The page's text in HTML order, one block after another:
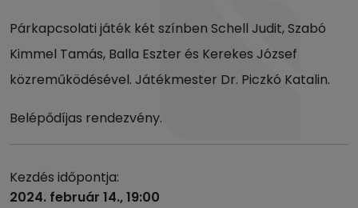
Párkapcsolati játék két színben Schell Judit, Szabó
Kimmel Tamás, Balla Eszter és Kerekes József
közreműködésével. Játékmester Dr. Piczkó Katalin.
Belépődíjas rendezvény.
Kezdés időpontja:
2024. február 14., 19:00